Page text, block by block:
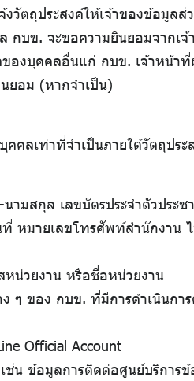
วัตถุประสงค์ให้เจ้าของข้อมู
บข. จะขอความยินยอมจากเ
งบุคคลอื่นแก่ กบข. เจ้าหน้าที่
ยอม (หากจำเป็น)
คลเท่าที่จำเป็นภายใต้วัตถุปร
สกุล เลขบัตรประจำตัวประช
หมายเลขโทรศัพท์สำนักงาน
หน่วยงาน หรือชื่อหน่วยงาน
ๆ ของ กบข. ที่มีการดำเนินก
Official Account
น ข้อมูลการติดต่อศูนย์บริกา